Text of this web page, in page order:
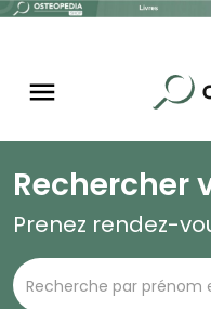
Rechercher
Prenez rendez-